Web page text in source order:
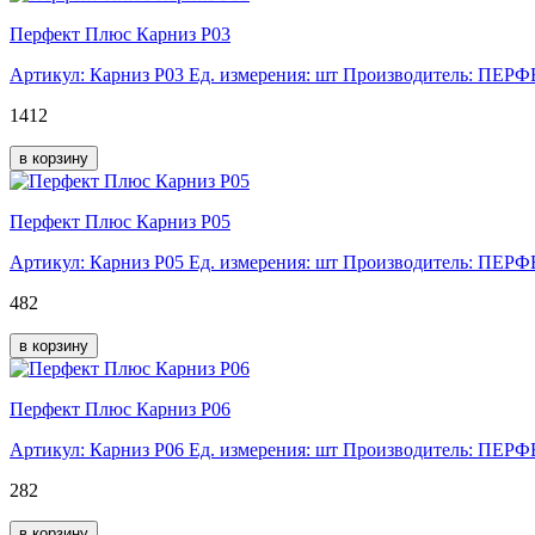
Перфект Плюс Карниз P03
Артикул: Карниз P03 Ед. измерения: шт Производитель:
1412
в корзину
Перфект Плюс Карниз P05
Артикул: Карниз P05 Ед. измерения: шт Производитель:
482
в корзину
Перфект Плюс Карниз P06
Артикул: Карниз P06 Ед. измерения: шт Производитель:
282